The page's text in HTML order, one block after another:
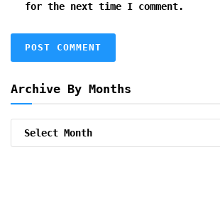
for the next time I comment.
Archive By Months
Archive